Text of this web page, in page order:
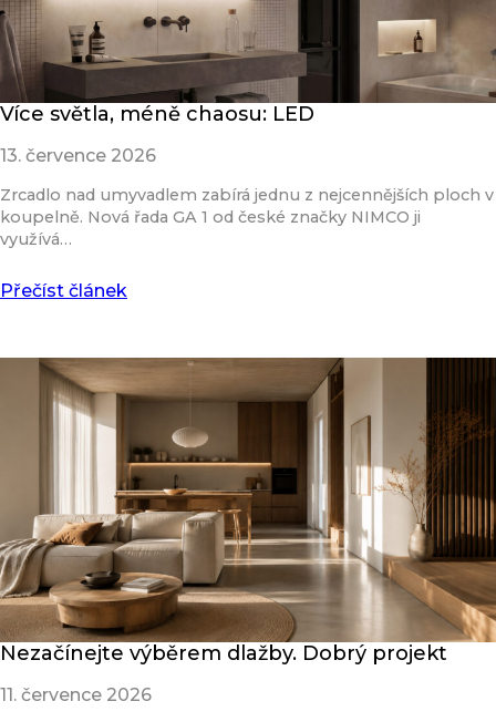
Více světla, méně chaosu: LED
13. července 2026
Zrcadlo nad umyvadlem zabírá jednu z nejcennějších ploch v
koupelně. Nová řada GA 1 od české značky NIMCO ji
využívá…
Přečíst článek
Nezačínejte výběrem dlažby. Dobrý projekt
11. července 2026